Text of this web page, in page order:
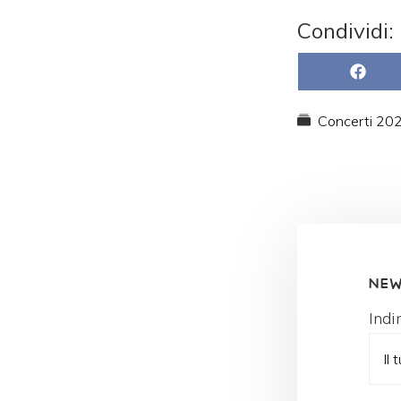
Condividi:
SHARE
ON
Concerti